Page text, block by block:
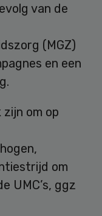
van de
(MGZ)
en een
om op
om
UMC’s, ggz